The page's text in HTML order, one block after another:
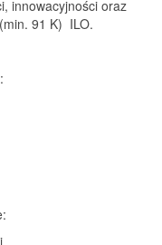
innowacyjności oraz
91 K) ILO.